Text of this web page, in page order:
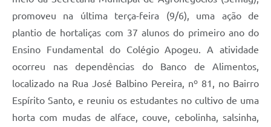
promoveu na última terça-feira (9/6), uma ação de
plantio de hortaliças com 37 alunos do primeiro ano do
Ensino Fundamental do Colégio Apogeu. A atividade
ocorreu nas dependências do Banco de Alimentos,
localizado na Rua José Balbino Pereira, nº 81, no Bairro
Espírito Santo, e reuniu os estudantes no cultivo de uma
horta com mudas de alface, couve, cebolinha, salsinha,